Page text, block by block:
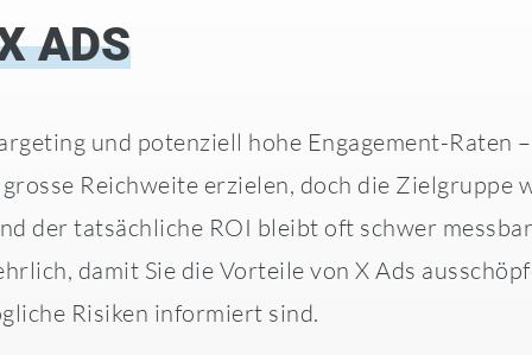
ADS
und potenziell hohe Engagement-Raten
Reichweite erzielen, doch die Zielgruppe
der tatsächliche ROI bleibt oft schwer
damit Sie die Vorteile von X Ads
Risiken informiert sind.